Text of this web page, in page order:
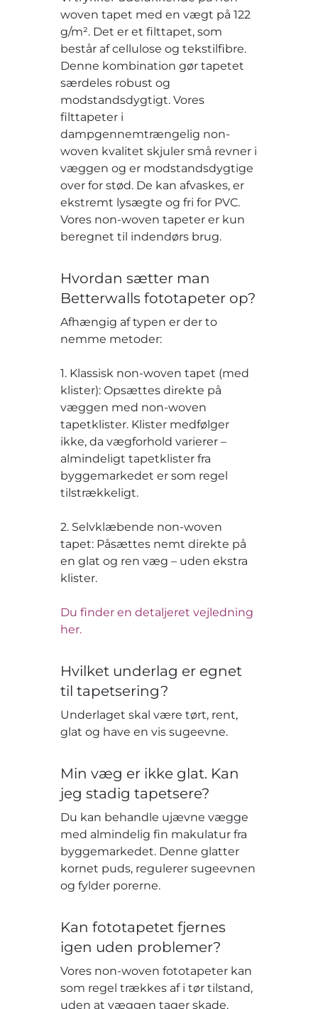
woven tapet med en vægt på 122
g/m². Det er et filttapet, som
består af cellulose og tekstilfibre.
Denne kombination gør tapetet
særdeles robust og
modstandsdygtigt. Vores
filttapeter i
dampgennemtrængelig non-
woven kvalitet skjuler små revner i
væggen og er modstandsdygtige
over for stød. De kan afvaskes, er
ekstremt lysægte og fri for PVC.
Vores non-woven tapeter er kun
beregnet til indendørs brug.
Hvordan sætter man
Betterwalls fototapeter op?
Afhængig af typen er der to
nemme metoder:
1. Klassisk non-woven tapet (med
klister): Opsættes direkte på
væggen med non-woven
tapetklister. Klister medfølger
ikke, da vægforhold varierer –
almindeligt tapetklister fra
byggemarkedet er som regel
tilstrækkeligt.
2. Selvklæbende non-woven
tapet: Påsættes nemt direkte på
en glat og ren væg – uden ekstra
klister.
Du finder en detaljeret vejledning
her.
Hvilket underlag er egnet
til tapetsering?
Underlaget skal være tørt, rent,
glat og have en vis sugeevne.
Min væg er ikke glat. Kan
jeg stadig tapetsere?
Du kan behandle ujævne vægge
med almindelig fin makulatur fra
byggemarkedet. Denne glatter
kornet puds, regulerer sugeevnen
og fylder porerne.
Kan fototapetet fjernes
igen uden problemer?
Vores non-woven fototapeter kan
som regel trækkes af i tør tilstand,
uden at væggen tager skade.